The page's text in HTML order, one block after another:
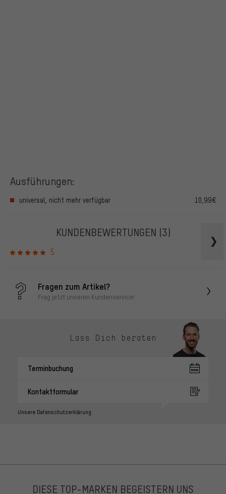
Ausführungen:
universal, nicht mehr verfügbar 10,99€
KUNDENBEWERTUNGEN (3)
5
Fragen zum Artikel?
Frag jetzt unseren Kundenservice!
Lass Dich beraten
Terminbuchung
Kontaktformular
Unsere Datenschutzerklärung
DIESE TOP-MARKEN BEGEISTERN UNS